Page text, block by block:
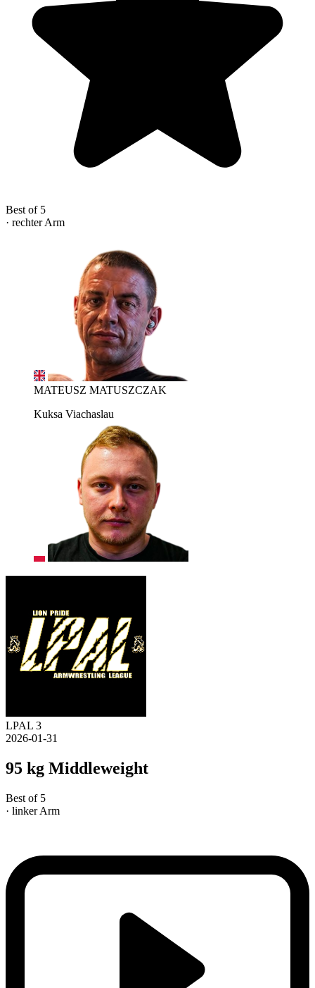
Best of 5
· rechter Arm
MATEUSZ MATUSZCZAK
Kuksa Viachaslau
LPAL 3
2026-01-31
95 kg Middleweight
Best of 5
· linker Arm